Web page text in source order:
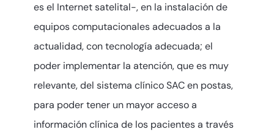
es el Internet satelital-, en la instalación de
equipos computacionales adecuados a la
actualidad, con tecnología adecuada; el
poder implementar la atención, que es muy
relevante, del sistema clínico SAC en postas,
para poder tener un mayor acceso a
información clínica de los pacientes a través